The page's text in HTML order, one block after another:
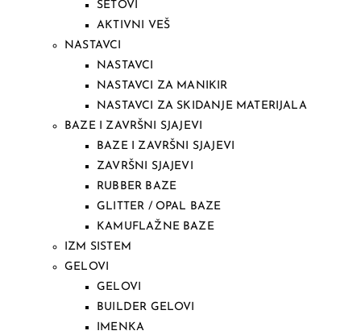
SETOVI
AKTIVNI VEŠ
NASTAVCI
NASTAVCI
NASTAVCI ZA MANIKIR
NASTAVCI ZA SKIDANJE MATERIJALA
BAZE I ZAVRŠNI SJAJEVI
BAZE I ZAVRŠNI SJAJEVI
ZAVRŠNI SJAJEVI
RUBBER BAZE
GLITTER / OPAL BAZE
KAMUFLAŽNE BAZE
IZM SISTEM
GELOVI
GELOVI
BUILDER GELOVI
IMENKA